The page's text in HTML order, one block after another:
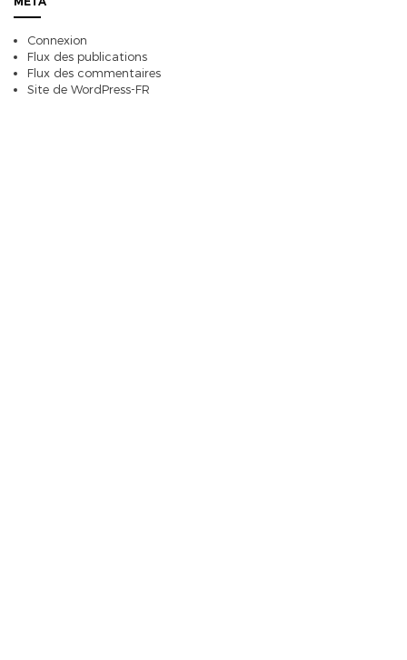
Connexion
Flux des publications
Flux des commentaires
Site de WordPress-FR